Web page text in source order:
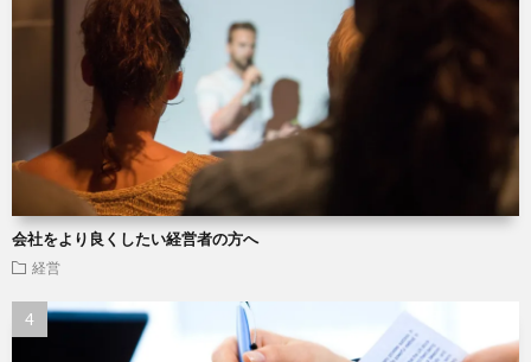
会社をより良くしたい経営者の方へ
経営